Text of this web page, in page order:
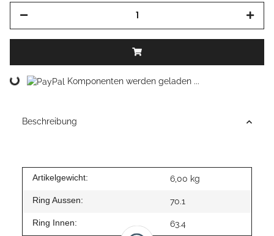
Loading... Komponenten werden geladen ...
Beschreibung
Artikelgewicht: 6,00 kg
Ring Aussen: 70.1
Ring Innen: 63.4